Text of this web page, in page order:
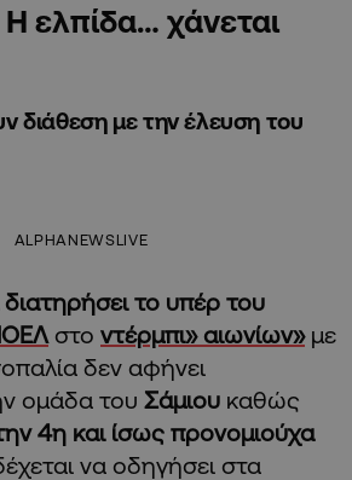
ελπίδα… χάνεται
διάθεση με την έλευση του
ALPHANEWSLIVE
το υπέρ του
στο ντέρμπι» αιωνίων»με
δεν αφήνει
ομάδα του Σάμιου καθώς
4η και ίσως προνομιούχα
να οδηγήσει στα